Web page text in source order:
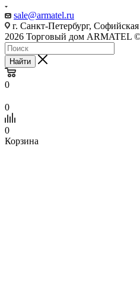
sale@armatel.ru
г. Санкт-Петербург,
2026 Торговый дом ARMATEL
Найти
0
0
0
Корзина